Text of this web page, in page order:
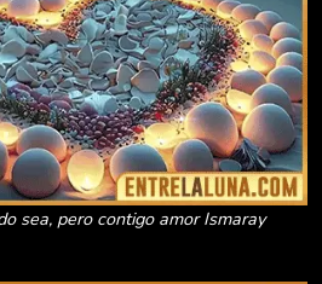
sea, pero contigo amor Ismaray